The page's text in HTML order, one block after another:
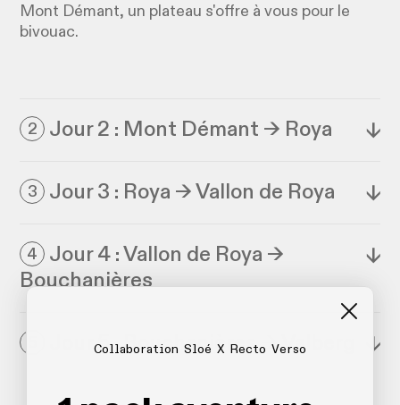
Mont Démant, un plateau s'offre à vous pour le
bivouac.
2 Jour 2 : Mont Démant → Roya ↓
3 Jour 3 : Roya → Vallon de Roya ↓
4
Jour 4 : Vallon de Roya →
Bouchanières
↓
Jour 5 : Bouchanières → Valberg ↓
Collaboration Sloé X Recto Verso